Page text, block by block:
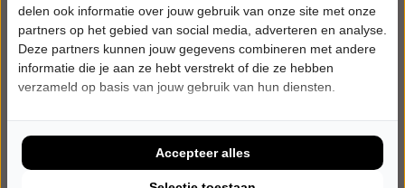
delen ook informatie over jouw gebruik van onze site met onze
partners op het gebied van social media, adverteren en analyse.
Deze partners kunnen jouw gegevens combineren met andere
informatie die je aan ze hebt verstrekt of die ze hebben
verzameld op basis van jouw gebruik van hun diensten.
Accepteer alles